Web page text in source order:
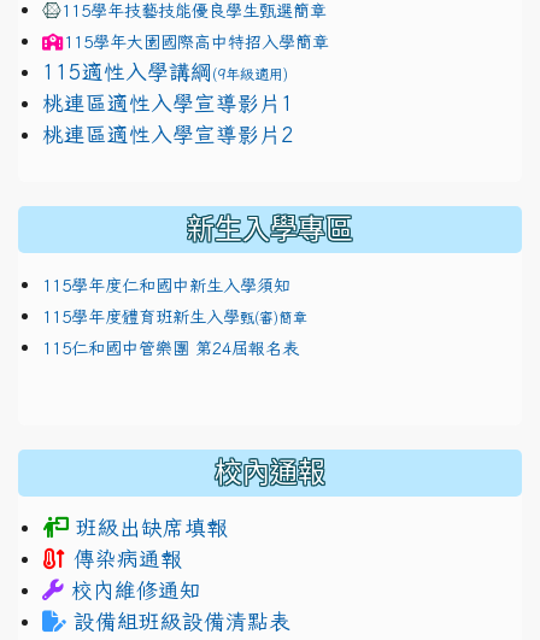
115學年技藝技能優良學生甄選簡章
115學年大園國際高中特招入學簡章
115適性入學講綱 (9年級適用)
link to https://docs.google.com/presentation/d/
桃連區適性入學宣導影片1
link to https://docs.google.com/presentation/d/
桃連區適性入學宣導影片2
新生入學專區
115學年度仁和國中新生入學須知
115學年度體育班新生入學甄(審)簡章
115仁和國中管樂團 第24屆報名表
校內通報
班級出缺席填報
傳染病通報
校內維修通知
設備組班級設備清點表